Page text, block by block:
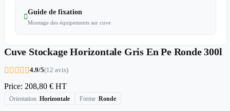

Guide de fixation
Montage des équipements sur cuve
Cuve Stockage Horizontale Gris En Pe Ronde 300l
    4.9/5(12 avis)
Price: 208,80 € HT
Orientation Horizontale Forme Ronde